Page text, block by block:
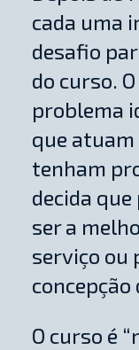
cada uma
desafio
do curso.
problema
que atuam
tenham
decida
ser a
serviço ou
concepção
O curso é